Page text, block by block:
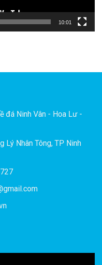
10:01
đá Ninh Vân - Hoa Lư -
Lý Nhân Tông, TP Ninh